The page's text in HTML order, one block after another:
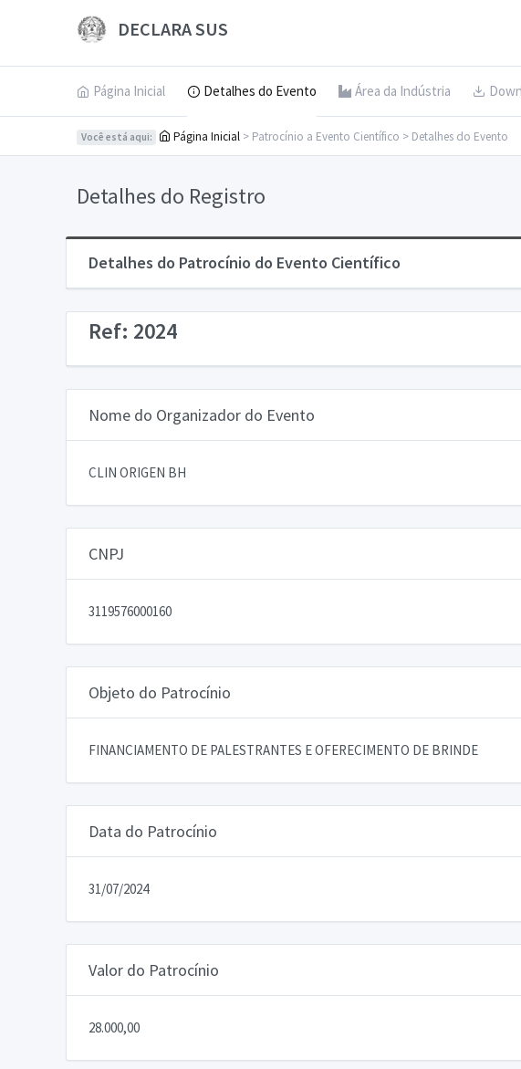
DECLARA SUS
Página Inicial Detalhes do Evento Área da Indústria
Você está aqui: Página Inicial > Patrocínio a Evento Científico > Detalhes do Evento
Detalhes do Registro
Detalhes do Patrocínio do Evento Científico
Ref: 2024
Nome do Organizador do Evento
CLIN ORIGEN BH
CNPJ
3119576000160
Objeto do Patrocínio
FINANCIAMENTO DE PALESTRANTES E OFERECIMENTO DE BRINDE
Data do Patrocínio
31/07/2024
Valor do Patrocínio
28.000,00